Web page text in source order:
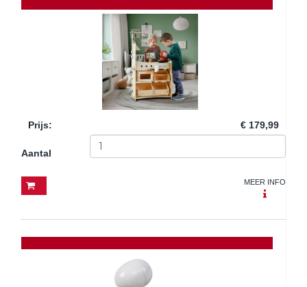
Prijs: € 179,99
Aantal
MEER INFO